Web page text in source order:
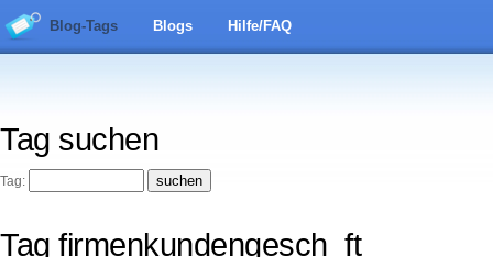
Blog-Tags Blogs Hilfe/FAQ
Tag suchen
Tag:
Tag firmenkundengesch_ft